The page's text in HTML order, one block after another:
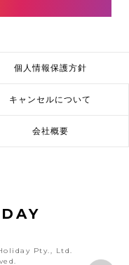
個人情報保護方針
キャンセルについて
会社概要
Pty., Ltd.